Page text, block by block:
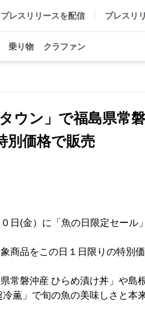
プレスリリースを配信 プレスリ
乗り物 クラファン
ウン」で福島県常
別価格で販売
日(金）に「魚の日限定セール
商品をこの日１日限りの特別
常磐沖産 ひらめ漬け丼」や島
薫」で旬の魚の美味しさと本